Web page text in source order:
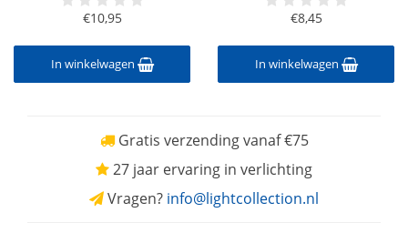
€10,95
In winkelwagen
€8,45
In winkelwagen
Gratis verzending vanaf €75
27 jaar ervaring in verlichting
Vragen? info@lightcollection.nl